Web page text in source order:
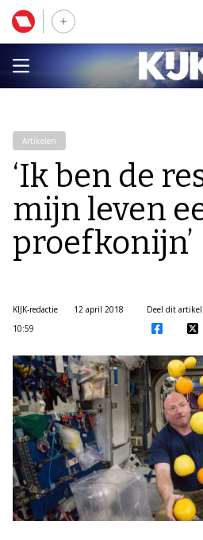
Artikelen
‘Ik ben de
mijn leven
proefkonijn’
KIJK-redactie
12 april 2018
10:59
Deel dit artikel: